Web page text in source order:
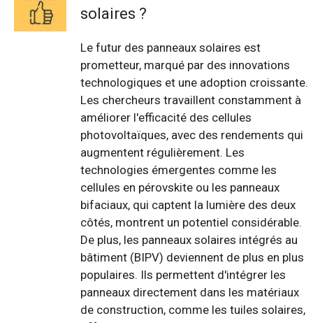
solaires ?
Le futur des panneaux solaires est
prometteur, marqué par des innovations
technologiques et une adoption croissante.
Les chercheurs travaillent constamment à
améliorer l'efficacité des cellules
photovoltaïques, avec des rendements qui
augmentent régulièrement. Les
technologies émergentes comme les
cellules en pérovskite ou les panneaux
bifaciaux, qui captent la lumière des deux
côtés, montrent un potentiel considérable.
De plus, les panneaux solaires intégrés au
bâtiment (BIPV) deviennent de plus en plus
populaires. Ils permettent d'intégrer les
panneaux directement dans les matériaux
de construction, comme les tuiles solaires,